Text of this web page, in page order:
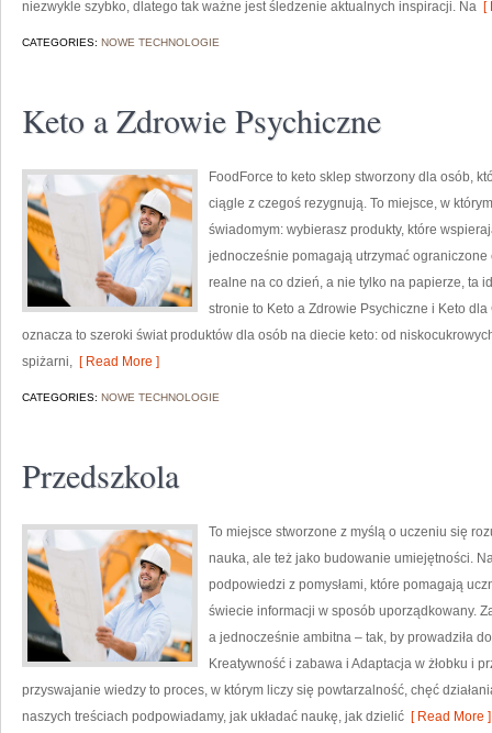
niezwykle szybko, dlatego tak ważne jest śledzenie aktualnych inspiracji. Na [
CATEGORIES: NOWE TECHNOLOGIE
Keto a Zdrowie Psychiczne
FoodForce to keto sklep stworzony dla osób,
ciągle z czegoś rezygnują. To miejsce, w
świadomym: wybierasz produkty, które
jednocześnie pomagają utrzymać
realne na co dzień, a nie tylko na papierze, ta
stronie to Keto a Zdrowie Psychiczne i Keto
oznacza to szeroki świat produktów dla osób na diecie keto: od
spiżarni, [ Read More ]
CATEGORIES: NOWE TECHNOLOGIE
Przedszkola
To miejsce stworzone z myślą o uczeniu się
nauka, ale też jako budowanie umiejętności.
podpowiedzi z pomysłami, które pomagają
świecie informacji w sposób uporządkowany.
a jednocześnie ambitna – tak, by prowadziła
Kreatywność i zabawa i Adaptacja w żłobku i
przyswajanie wiedzy to proces, w którym liczy się powtarzalność, chęć
naszych treściach podpowiadamy, jak układać naukę, jak dzielić [ Read More ]